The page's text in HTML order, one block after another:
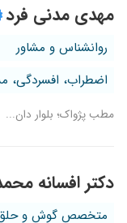
مهدی مدنی فرد
روانشناس و مشاور
اضطراب، افسردگی،
مطب پژواک؛ بلوار دان...
دکتر افسانه
متخصص گوش و حلق